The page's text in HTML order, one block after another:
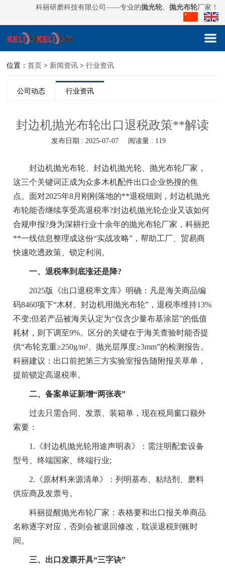
科丽研磨科技有限公司——专业的抛光轮、抛光布轮厂家！
位置：首页 > 新闻资讯 >行业资讯
公司动态 行业资讯
封边机抛光布轮出口退税政策**解读
发布日期 : 2025-07-07 阅读量 : 119
封边机抛光布轮、封边机抛光轮、抛光布轮厂家，
这三个关键词正成为众多木机配件出口企业热搜的焦
点。面对2025年8月刚刚落地的**退税细则，封边机抛光
布轮能否继续享受高退税率?封边机抛光轮企业又该如何
合规申报?身为深耕行业十余年的抛光布轮厂家，科丽把
**一线信息整理成这份“实战攻略”，帮助工厂、贸易商
快速吃透政策、锁定利润。
一、退税率到底涨还是降?
2025版《出口退税率文库》明确：凡是海关商品编
码8460项下“木材、封边机用抛光布轮”，退税率维持13%
不变;但若产品被海关认定为“仅含少量布基涂层”的低值
耗材，则下调至9%。区分的关键在于海关查验时能否提
供“布轮克重≥250g/m²、抛光层厚度≥3mm”的检测报告。
科丽建议：出口前把第三方实验室报告随附报关草单，
提前锁定高退税率。
二、备案单证新增“两张表”
过去只需合同、发票、装箱单，现在税局窗口额外
索要：
1.《封边机抛光轮用途声明表》：需注明配套设备
型号、终端国家、终端行业;
2.《原材料来源清单》：列明基布、粘结剂、磨料
供应商及发票号。
科丽提醒抛光布轮厂家：表格要和出口报关单商品
名称逐字对应，否则会被退回修改，耽误退税到账时
间。
三、出口发票开具“三字诀”